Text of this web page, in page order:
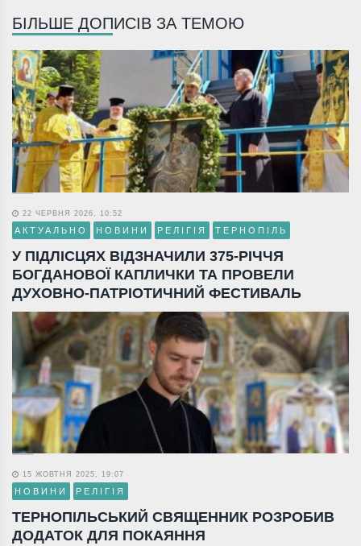
БІЛЬШЕ ДОПИСІВ ЗА ТЕМОЮ
22 ЧЕРВНЯ 2026, 10:52
АКТУАЛЬНО НОВИНИ РЕЛІГІЯ ТЕРНОПІЛЬ
У ПІДЛІСЦЯХ ВІДЗНАЧИЛИ 375-РІЧЧЯ
БОГДАНОВОЇ КАПЛИЧКИ ТА ПРОВЕЛИ
ДУХОВНО-ПАТРІОТИЧНИЙ ФЕСТИВАЛЬ
15 ЖОВТНЯ 2025, 19:07
НОВИНИ РЕЛІГІЯ
ТЕРНОПІЛЬСЬКИЙ СВЯЩЕННИК РОЗРОБИВ
ДОДАТОК ДЛЯ ПОКАЯННЯ